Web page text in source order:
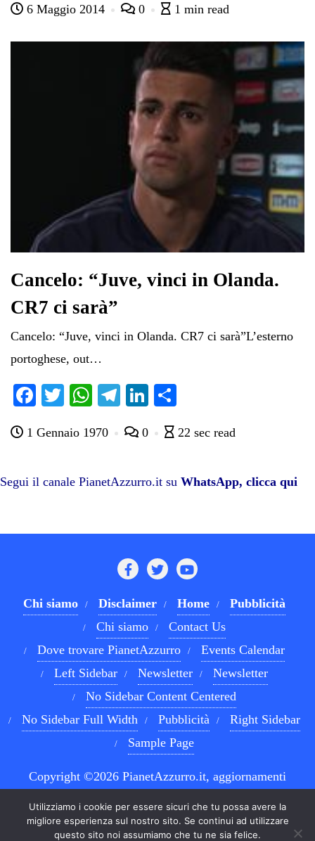
bo
ok
tte
r
ts
A
gr
a
m
ed
In
di
vi
6 Maggio 2014 0 1 min read
Cancelo: “Juve, vinci in Olanda.
CR7 ci sarà”
Cancelo: “Juve, vinci in Olanda. CR7 ci sarà”L’esterno
portoghese, out…
Fa
bo
T
tte
W
ts
pp
Te
gr
m
Li
ed di
di
1 Gennaio 1970 0 22 sec read
Segui il canale PianetAzzurro.it su WhatsApp, clicca qui
Chi siamo Disclaimer Home
Pubblicità
Chi siamo
Contact Us
Dove trovare PianetAzzurro
Events Calendar
Left Sidebar
Newsletter
Newsletter
No Sidebar Content Centered
No Sidebar Full Width
Pubblicità
Right Sidebar
Sample Page
Copyright ©2026 PianetAzzurro.it, aggiornamenti
rights reserved.Powered byWordPress & Designed by
Utilizziamo i cookie per essere sicuri che tu possa avere la
migliore esperienza sul nostro sito. Se continui ad utilizzare
questo sito noi assumiamo che tu ne sia felice.